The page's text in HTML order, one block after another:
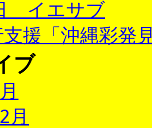
イエサブ
援「沖縄彩発
ブ
月